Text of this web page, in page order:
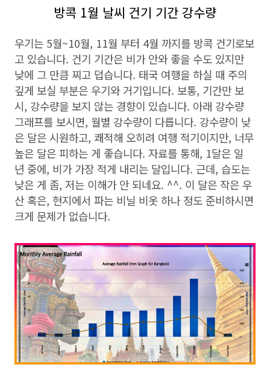
방콕 1월 날씨 건기 기간 강수량
우기는 5월~10월, 11월 부터 4월 까지를 방콕 건기로보
고 있습니다. 건기 기간은 비가 안와 좋을 수도 있지만
낮에 그 만큼 찌고 덥습니다. 태국 여행을 하실 때 주의
깊게 보실 부분은 우기와 거기입니다. 보통, 기간만 보
시, 강수량을 보지 않는 경향이 있습니다. 아래 강수량
그래프를 보시면, 월별 강수량이 다릅니다. 강수량이 낮
은 달은 시원하고, 쾌적해 오히려 여행 적기이지만, 너무
높은 달은 피하는 게 좋습니다. 자료를 통해, 1달은 일
년 중에, 비가 가장 적게 내리는 달입니다. 근데, 습도는
낮은 게 좀, 저는 이해가 안 되네요. ^^. 이 달은 작은 우
산 혹은, 현지에서 파는 비닐 비옷 하나 정도 준비하시면
크게 문제가 없습니다.